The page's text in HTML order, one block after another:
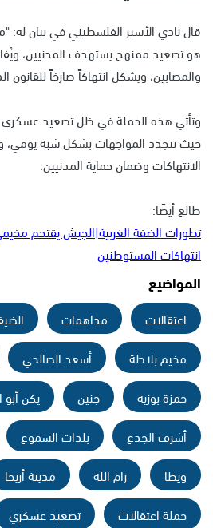
قال نادي الأسير الفلسطيني في بيان له:
هو تصعيد ممنهج يستهدف المدنيين،
والمصابين، ويشكل انتهاكاً صارخاً للقانون
وتأتي هذه الحملة في ظل تصعيد عسكري
حيث تتجدد المواجهات بشكل شبه
الانتهاكات وضمان حماية المدنيين.
طالع أيضًا:
تطورات الضفة الغربية|الجيش يقتحم
انتهاكات المستوطنين
المواضيع
اعتقالات مداهمات
مخيم بلاطة
أسعد الصالحي
حمزة بوزية
جنين
يكن أبو
أشرف الجدع
بلدات السموع
ويطا
رام الله مدينة أريحا
حملة اعتقالات
تصعيد عسكري